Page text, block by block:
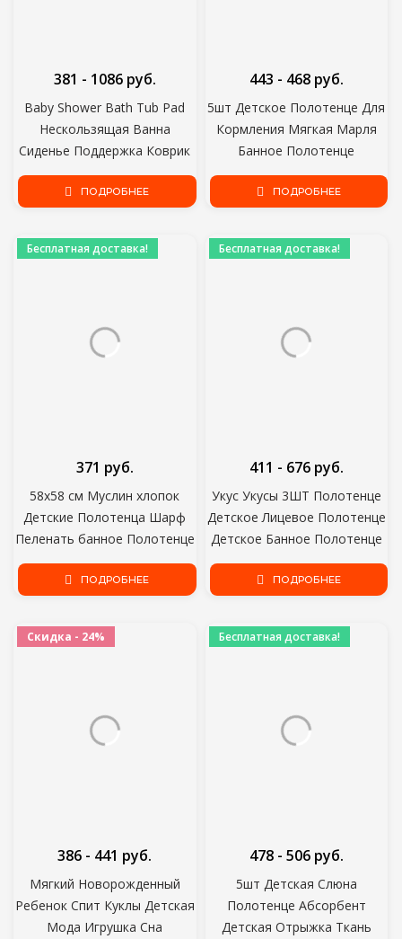
Baby Shower Bath Tub Pad
Нескользящая Ванна
Сиденье Поддержка Коврик
Новорожденный
Безопасность Безопасность
Складная Мягкая Подушка
381 - 1086 руб.
ПОДРОБНЕЕ
5шт Детское Полотенце Для
Кормления Мягкая Марля
Банное Полотенце
Новорожденный Слюна
Полотенце Отрыжка Ткань
443 - 468 руб.
ПОДРОБНЕЕ
Бесплатная доставка!
58x58 см Муслин хлопок
Детские Полотенца Шарф
Пеленать банное Полотенце
Новорожденных Носовой
Платок Купание Кормление
371 руб.
ПОДРОБНЕЕ
Бесплатная доставка!
Укус Укусы 3ШТ Полотенце
Детское Лицевое Полотенце
Детское Банное Полотенце
Носовой Платок Хлопок
Отрыжка Ткань Мягкая
Детский Сад Мочалка
411 - 676 руб.
ПОДРОБНЕЕ
Скидка - 24%
Мягкий Новорожденный
Ребенок Спит Куклы Детская
Мода Игрушка Сна
386 - 441 руб.
Бесплатная доставка!
5шт Детская Слюна
Полотенце Абсорбент
Детская Отрыжка Ткань
478 - 506 руб.